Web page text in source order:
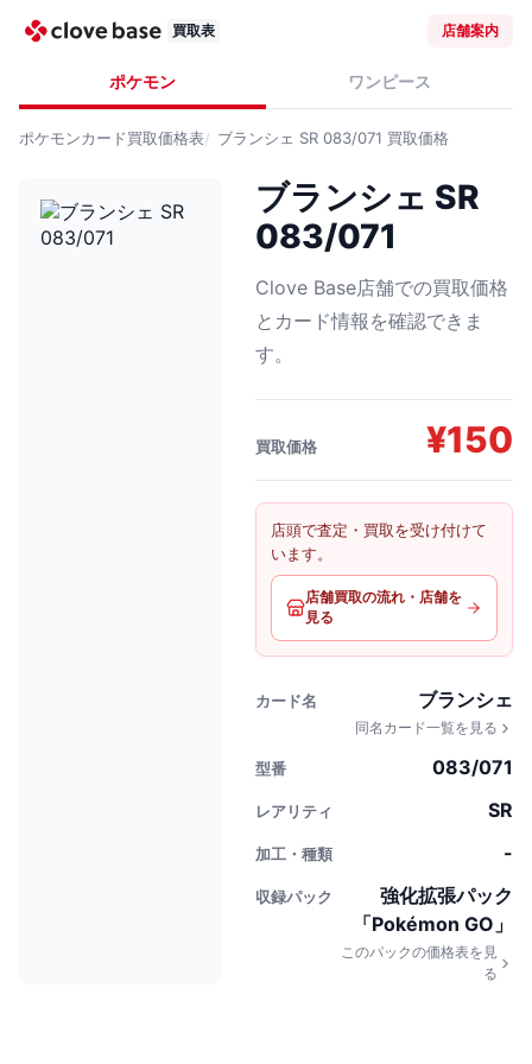
買取表 店舗案内
ポケモン ワンピース
ポケモンカード買取価格表 ブランシェ SR 083/071 買取価格
ブランシェ SR
083/071
Clove Base店舗での買取価格
とカード情報を確認できま
す。
買取価格 ¥150
店頭で査定・買取を受け付けて
います。
店舗買取の流れ・店舗を
見る
カード名 ブランシェ
同名カード一覧を見る
型番 083/071
レアリティ SR
加工・種類 -
収録パック
強化拡張パック
「Pokémon GO」
このパックの価格表を見
る